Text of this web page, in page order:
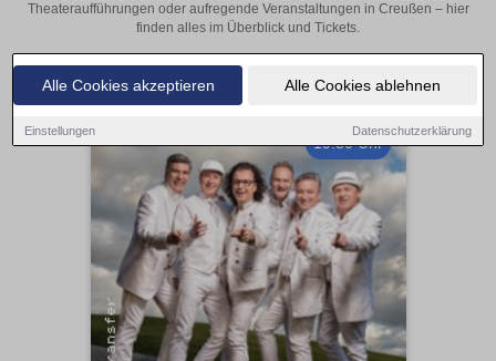
Alle Cookies akzeptieren Alle Cookies ablehnen
Einstellungen Datenschutzerklärung
Theateraufführungen oder aufregende Veranstaltungen in Creußen – hier
finden alles im Überblick und Tickets.
19:30 Uhr